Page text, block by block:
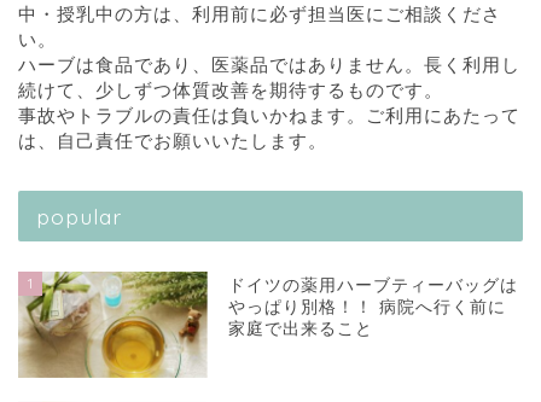
中・授乳中の方は、利用前に必ず担当医にご相談くださ
い。
ハーブは食品であり、医薬品ではありません。長く利用し
続けて、少しずつ体質改善を期待するものです。
事故やトラブルの責任は負いかねます。ご利用にあたって
は、自己責任でお願いいたします。
popular
1
ドイツの薬用ハーブティーバッグは
やっぱり別格！！ 病院へ行く前に
家庭で出来ること